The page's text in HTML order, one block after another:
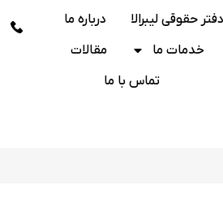
دفتر حقوقی لیبرالا
درباره ما
خدمات ما
مقالات
تماس با ما